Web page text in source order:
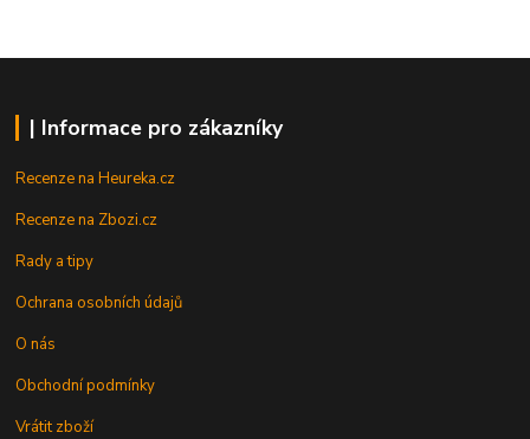
| Informace pro zákazníky
Recenze na Heureka.cz
Recenze na Zbozi.cz
Rady a tipy
Ochrana osobních údajů
O nás
Obchodní podmínky
Vrátit zboží